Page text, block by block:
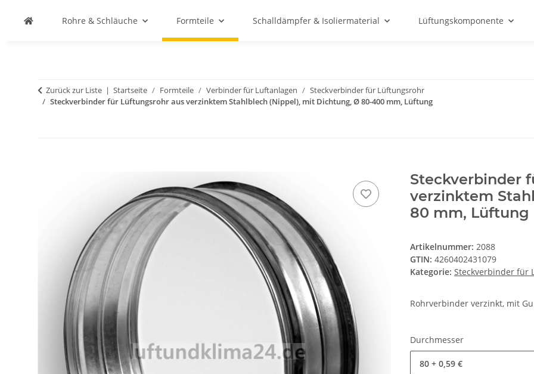
Rohre & Schläuche Formteile Schalldämpfer & Isoliermaterial Lüftungskomponente
Zurück zur Liste Startseite Formteile Verbinder für Luftanlagen
Steckverbinder für Lüftungsrohr
Steckverbinder für Lüftungsrohr aus verzinktem Stahlblech (Nippel), mit Dichtung, Ø 80-400 mm, Lüftung
Steckverbinder
verzinktem
80 mm, Lüftung
Artikelnummer: 2088
GTIN: 4260402431079
Kategorie: Steckverbinder für
Rohrverbinder verzinkt, mit
Durchmesser
80 + 0,59 €